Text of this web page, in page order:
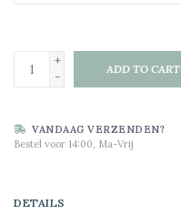
+
-
ADD TO CART
VANDAAG VERZENDEN?
Bestel voor 14:00, Ma-Vrij
DETAILS